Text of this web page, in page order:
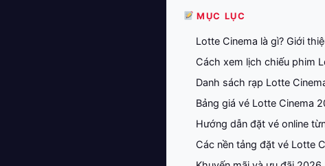
MỤC LỤC
Lotte Cinema là gì? Giới
Cách xem lịch chiếu phim
Danh sách rạp Lotte
Bảng giá vé Lotte Cinema
Hướng dẫn đặt vé online
Các nền tảng đặt vé Lotte